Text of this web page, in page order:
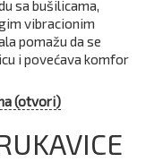
sa bušilicama,
vibracionim
pomažu da se
i povećava komfor
(otvori)